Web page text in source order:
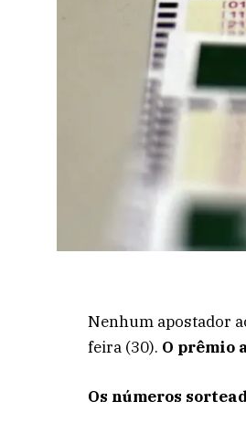
Nenhum apostador
feira (30). O prêmio
Os números